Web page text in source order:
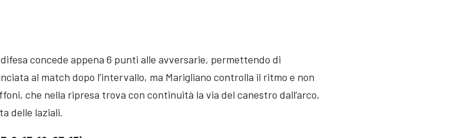
concede appena 6 punti alle avversarie, permettendo di
al match dopo l’intervallo, ma Marigliano controlla il ritmo e non
che nella ripresa trova con continuità la via del canestro dall’arco,
delle laziali.